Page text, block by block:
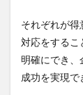
それぞれが
対応をするこ
明確にでき
成功を実現で